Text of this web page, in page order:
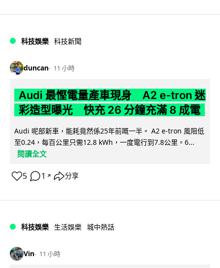
科技娛樂 科技新聞
duncan 11 小時
Audi 最慳電量產車現身 A2 e-tron 迷
彩造型曝光 快充 26 分鐘充滿 8 成電
Audi 呢部新車，能耗竟然係25年前嘅一半。 A2 e-tron 風阻低
至0.24，每百公里只需12.8 kWh，一度電行到7.8公里。6...
閱讀全文
5 1 ↗ 分享
科技娛樂 生活娛樂 城中熱話
Vin 11 小時